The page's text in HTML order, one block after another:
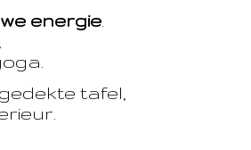
energie.
tafel,